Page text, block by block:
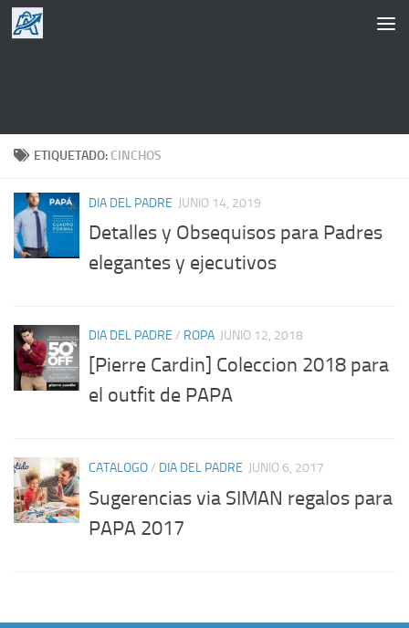
Saltar al contenido
ETIQUETADO: CINCHOS
DIA DEL PADRE JUNIO 14, 2019
Detalles y Obsequisos para Padres
elegantes y ejecutivos
DIA DEL PADRE / ROPA JUNIO 12, 2018
[Pierre Cardin] Coleccion 2018 para
el outfit de PAPA
CATALOGO/ DIA DEL PADRE JUNIO 6, 2017
Sugerencias via SIMAN regalos para
PAPA 2017